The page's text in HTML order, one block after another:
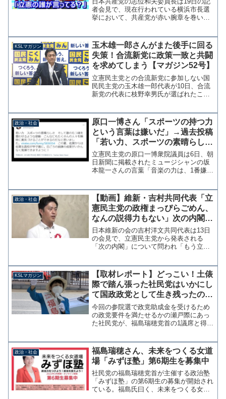
そんな質問されても困りますね
ぇ！」
者会見で、現在行われている横浜市長選
挙において、共産党が赤い腕章を巻いて
み「立憲の誰が言ってるんですか？」と
繰り返し問い詰め、情報...
KSLマガジン
玉木雄一郎さんがまた後手に回る
失策！合流新党に政策一致と共闘
を求めてしまう【マガジン52号】
立憲民主党との合流新党に参加しない国
民民主党の玉木雄一郎代表が10日、合流
新党の代表に枝野幸男氏が選ばれたこと
闘の意思を示し、政策一致を求めた。参
考：玉木氏「選挙協力す...
政治・社会
原口一博さん「スポーツの持つ力
という言葉は嫌いだ」→過去投稿
「若い力、スポーツの素晴らし
さ、そして歌のもつ魂を震わせる
感動、こんなにもたくさんの人々
を瞬時に勇気づけることができ
立憲民主党の原口一博衆院議員は6日、朝
日新聞に掲載されたミュージシャンの坂
本龍一さんの言葉「音楽の力は、1番嫌い
いう言葉は、嫌いだ」とツイートした。
丸川五輪担当大臣の会...
政治・社会
【動画】維新・吉村共同代表「立
憲民主党の政権まっぴらごめん、
なんの説得力もない」次の内閣を
酷評
日本維新の会の吉村洋文共同代表は13日
の会見で、立憲民主党から発表される
「次の内閣」について問われ「もう立憲
に先祖返りしてるメンバーで、新たな可
能性は感じない。そこで次...
KSLマガジン
【取材レポート】どっこい！土俵
際で踏ん張った社民党はいかにし
て国政政党として生き残ったの
か？【マガジン179号】
今回の参院選で政党助成金を受けるため
の政党要件を満たせるかの瀬戸際にあっ
た社民党が、福島瑞穂党首の1議席と得票
勢は衰退し、野党共闘に参加しても社民
党はその中で埋没する...
政治・社会
福島瑞穂さん、未来をつくる女道
場「みずほ塾」第6期生を募集中
社民党の福島瑞穂党首が主催する政治塾
「みずほ塾」の第6期生の募集が開始され
ている。福島氏曰く、未来をつくる女道